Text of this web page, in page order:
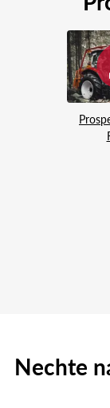
Nechte